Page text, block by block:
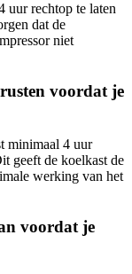
uur rechtop te laten
dat de
niet
voordat je
minimaal 4 uur
geeft de koelkast de
werking van het
voordat je